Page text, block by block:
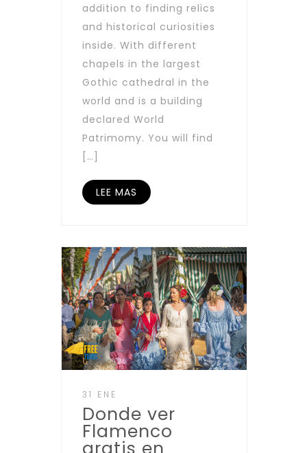
addition to finding relics
and historical curiosities
inside. With different
chapels in the largest
Gothic cathedral in the
world and is a building
declared World
Patrimomy. You will find
[…]
LEE MAS
31 ENE
Donde ver
Flamenco